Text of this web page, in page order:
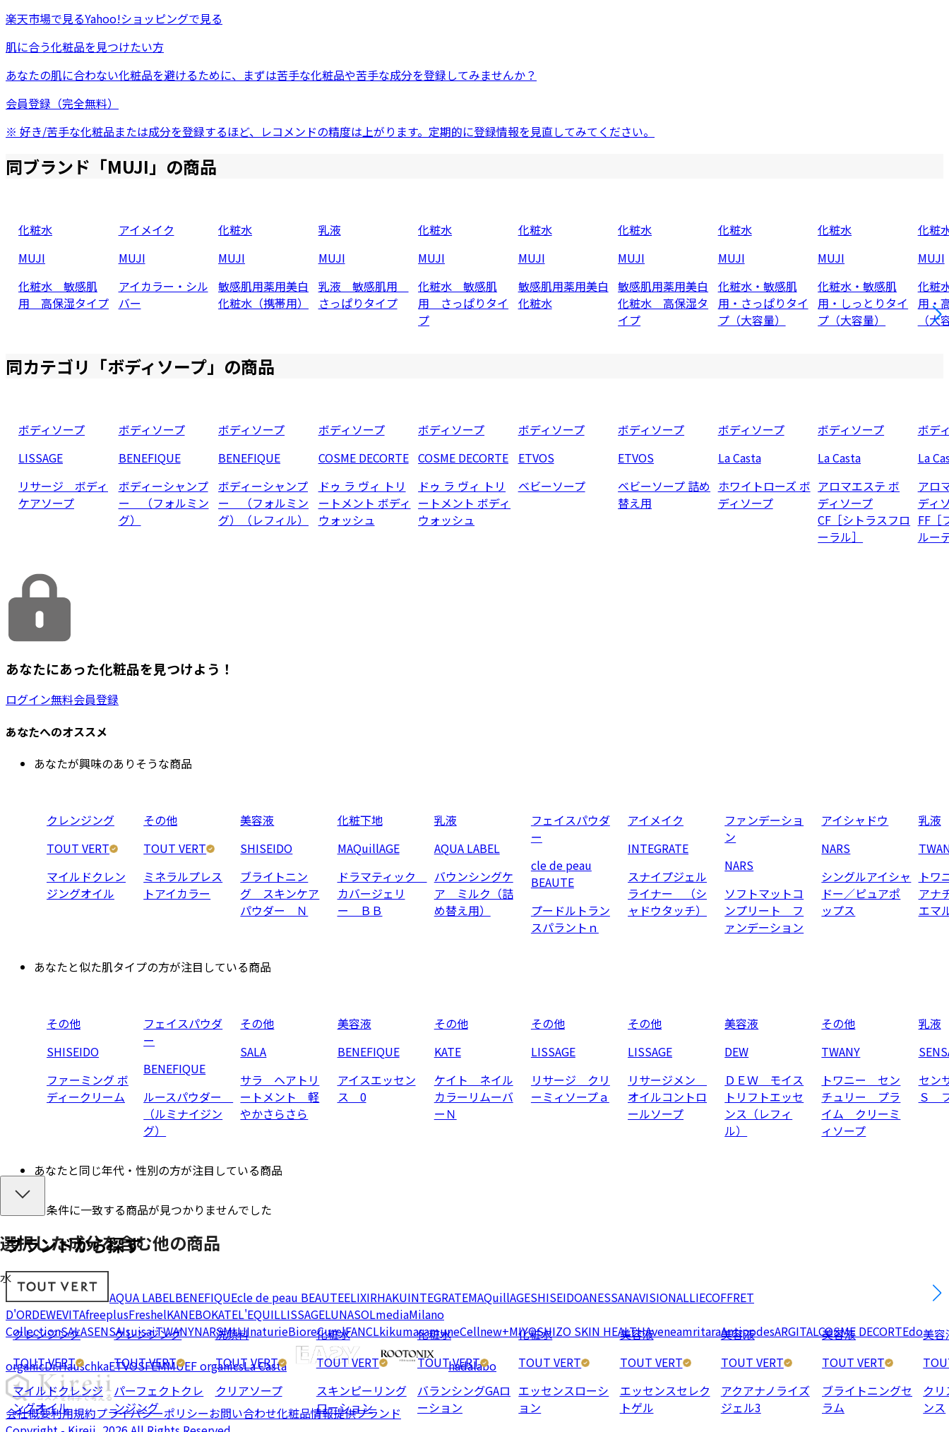
楽天市場で見るYahoo!ショッピングで見る
肌に合う化粧品を見つけたい方
あなたの肌に合わない化粧品を避けるために、まずは苦手な化粧品や苦手な成分を登録してみませんか？
会員登録（完全無料）
※ 好き/苦手な化粧品または成分を登録するほど、レコメンドの精度は上がります。定期的に登録情報を見直してみてください。
同ブランド「MUJI」の商品
化粧水
MUJI
化粧水 敏感肌
用 高保湿タイプ
アイメイク
MUJI
アイカラー・シル
バー
化粧水
MUJI
敏感肌用薬用美白
化粧水（携帯用）
乳液
MUJI
乳液 敏感肌用
さっぱりタイプ
化粧水
MUJI
化粧水 敏感肌
用 さっぱりタイ
プ
化粧水
MUJI
敏感肌用薬用美白
化粧水
化粧水
MUJI
敏感肌用薬用美白
化粧水 高保湿タ
イプ
化粧水
MUJI
化粧水・敏感肌
用・さっぱりタイ
プ（大容量）
化粧水
MUJI
化粧水・敏感肌
用・しっとりタイ
プ（大容量）
化粧
MUJI
化粧
用・
（大
同カテゴリ「ボディソープ」の商品
ボディソープ
LISSAGE
リサージ ボディ
ケアソープ
ボディソープ
BENEFIQUE
ボディーシャンプ
ー （フォルミン
グ）
ボディソープ
BENEFIQUE
ボディーシャンプ
ー （フォルミン
グ）（レフィル）
ボディソープ
COSME DECORTE
ドゥ ラ ヴィ トリ
ートメント ボディ
ウォッシュ
ボディソープ
COSME DECORTE
ドゥ ラ ヴィ トリ
ートメント ボディ
ウォッシュ
ボディソープ
ETVOS
ベビーソープ
ボディソープ
ETVOS
ベビーソープ 詰め
替え用
ボディソープ
La Casta
ホワイトローズ ボ
ディソープ
ボディソープ
La Casta
アロマエステ ボ
ディソープ
CF［シトラスフロ
ーラル］
ボデ
La
アロ
ディ
FF［
ルー
選択した成分を含む他の商品
水
クレンジング
TOUT VERT
マイルドクレンジ
ングオイル
クレンジング
TOUT VERT
パーフェクトクレ
ンジング
洗顔料
TOUT VERT
クリアソープ
化粧水
TOUT VERT
スキンピーリング
ローション
化粧水
TOUT VERT
バランシングGAロ
ーション
化粧水
TOUT VERT
エッセンスローシ
ョン
美容液
TOUT VERT
エッセンスセレク
トゲル
美容液
TOUT VERT
アクアナノライズ
ジェル3
美容液
TOUT VERT
ブライトニングセ
ラム
美容
ク
ンス
あなたにあった化粧品を見つけよう！
ログイン無料会員登録
あなたへのオススメ
あなたが興味のありそうな商品
クレンジング
TOUT VERT
マイルドクレン
ジングオイル
その他
TOUT VERT
ミネラルプレス
トアイカラー
美容液
SHISEIDO
ブライトニン
グ スキンケア
パウダー Ｎ
化粧下地
MAQuillAGE
ドラマティック
カバージェリ
ー ＢＢ
乳液
AQUA LABEL
バウンシングケ
ア ミルク（詰
め替え用）
フェイスパウダ
ー
cle de peau
BEAUTE
プードルトラン
スパラントｎ
アイメイク
INTEGRATE
スナイプジェル
ライナー （シ
ャドウタッチ）
ファンデーショ
ン
NARS
ソフトマットコ
ンプリート フ
ァンデーション
アイシャドウ
NARS
シングルアイシャ
ドー／ピュアポ
ップス
乳液
ト
アナ
エマ
あなたと似た肌タイプの方が注目している商品
その他
SHISEIDO
ファーミング ボ
ディークリーム
フェイスパウダ
ー
BENEFIQUE
ルースパウダー
（ルミナイジン
グ）
その他
SALA
サラ ヘアトリ
ートメント 軽
やかさらさら
美容液
BENEFIQUE
アイスエッセン
ス 0
その他
KATE
ケイト ネイル
カラーリムーバ
ーＮ
その他
LISSAGE
リサージ クリ
ーミィソープａ
その他
LISSAGE
リサージメン
オイルコントロ
ールソープ
美容液
DEW
ＤＥＷ モイス
トリフトエッセ
ンス（レフィ
ル）
その他
TWANY
トワニー セン
チュリー プラ
イム クリーミ
ィソープ
乳液
セン
Ｓ
あなたと同じ年代・性別の方が注目している商品
条件に一致する商品が見つかりませんでした
ブランドから探す
AQUA LABELBENEFIQUEcle de peau BEAUTEELIXIRHAKUINTEGRATEMAQuillAGESHISEIDOANESSANAVISIONALLIECOFFRET
D'ORDEWEVITAfreeplusFreshelKANEBOKATEL'EQUILLISSAGELUNASOLmediaMilano
CollectionSALASENSAIsuisaiTWANYNARSMUJInaturieBioreCurelFANCLkikumasamuneCellnew+MIYOSHIZO SKIN HEALTHAveneamritaraAntipodesARGITALCOSME DECORTEdo
organicDr.HauschkaETVOSFEMMUEF organicsLa Casta hadalabo
会社概要利用規約プライバシーポリシーお問い合わせ化粧品情報提供ブランド